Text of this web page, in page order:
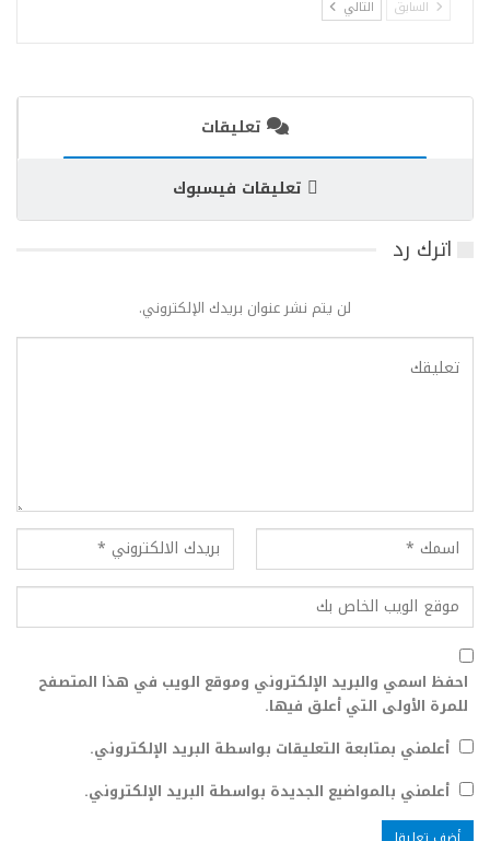
السابق التالي
تعليقات
تعليقات فيسبوك
اترك رد
لن يتم نشر عنوان بريدك الإلكتروني.
احفظ اسمي والبريد الإلكتروني وموقع الويب في هذا المتصفح
للمرة الأولى التي أعلق فيها.
أعلمني بمتابعة التعليقات بواسطة البريد الإلكتروني.
أعلمني بالمواضيع الجديدة بواسطة البريد الإلكتروني.